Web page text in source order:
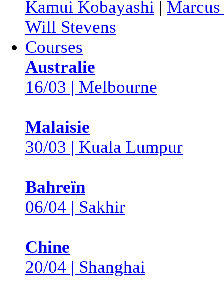
Kamui Kobayashi |
Will Stevens
Courses
Australie
16/03 | Melbourne
Malaisie
30/03 | Kuala Lumpur
Bahreïn
06/04 | Sakhir
Chine
20/04 | Shanghai